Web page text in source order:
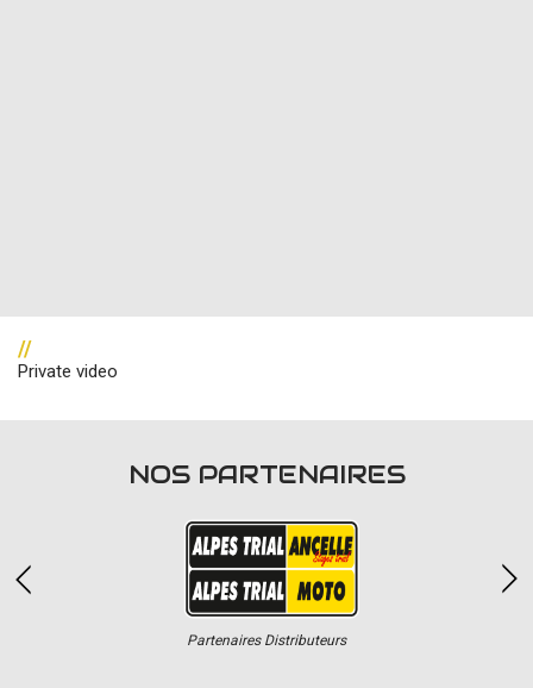
//
Private video
NOS PARTENAIRES
Partenaires Distributeurs